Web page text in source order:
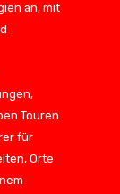
an, mit
Touren
für
Orte